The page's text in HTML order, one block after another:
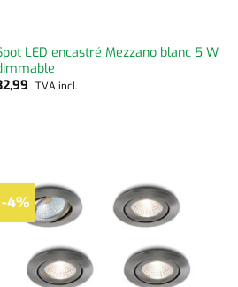
LED encastré Mezzano blanc 5 W
TVA incl.
-4%